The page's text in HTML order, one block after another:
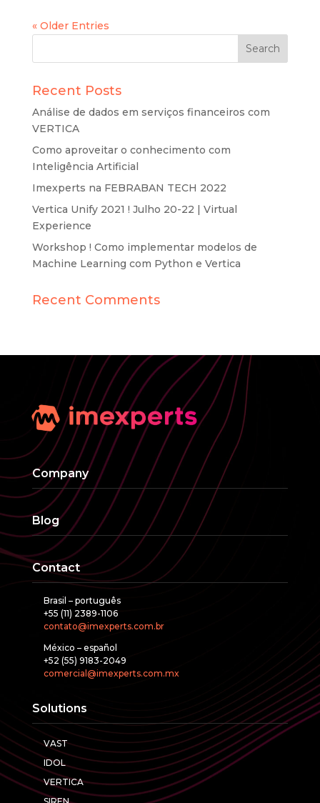
« Older Entries
Recent Posts
Análise de dados em serviços financeiros com
VERTICA
Como aproveitar o conhecimento com
Inteligência Artificial
Imexperts na FEBRABAN TECH 2022
Vertica Unify 2021 ! Julho 20-22 | Virtual
Experience
Workshop ! Como implementar modelos de
Machine Learning com Python e Vertica
Recent Comments
Company
Blog
Contact
Brasil – português
+55 (11) 2389-1106
contato@imexperts.com.br
México – español
+52 (55) 9183-2049
comercial@imexperts.com.mx
Solutions
VAST
IDOL
VERTICA